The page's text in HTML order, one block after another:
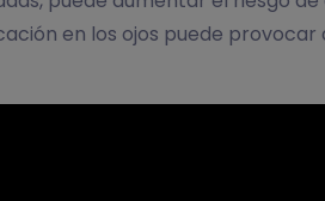
en los ojos puede